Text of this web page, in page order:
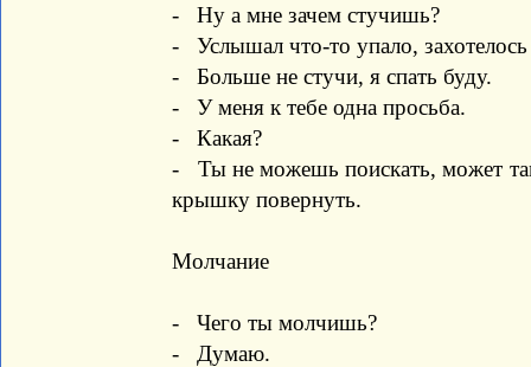
- Ну а мне зачем стучишь?
- Услышал что-то упало, захотелось
- Больше не стучи, я спать буду.
- У меня к тебе одна просьба.
- Какая?
- Ты не можешь поискать, может
крышку повернуть.
Молчание
- Чего ты молчишь?
- Думаю.